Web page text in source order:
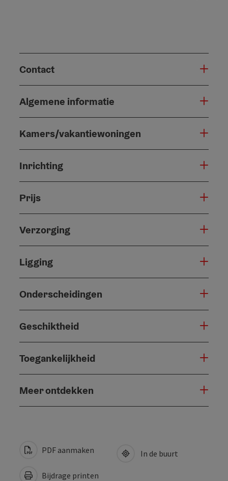
Contact
Algemene informatie
Kamers/vakantiewoningen
Inrichting
Prijs
Verzorging
Ligging
Onderscheidingen
Geschiktheid
Toegankelijkheid
Meer ontdekken
PDF aanmaken
Bijdrage printen
In de buurt